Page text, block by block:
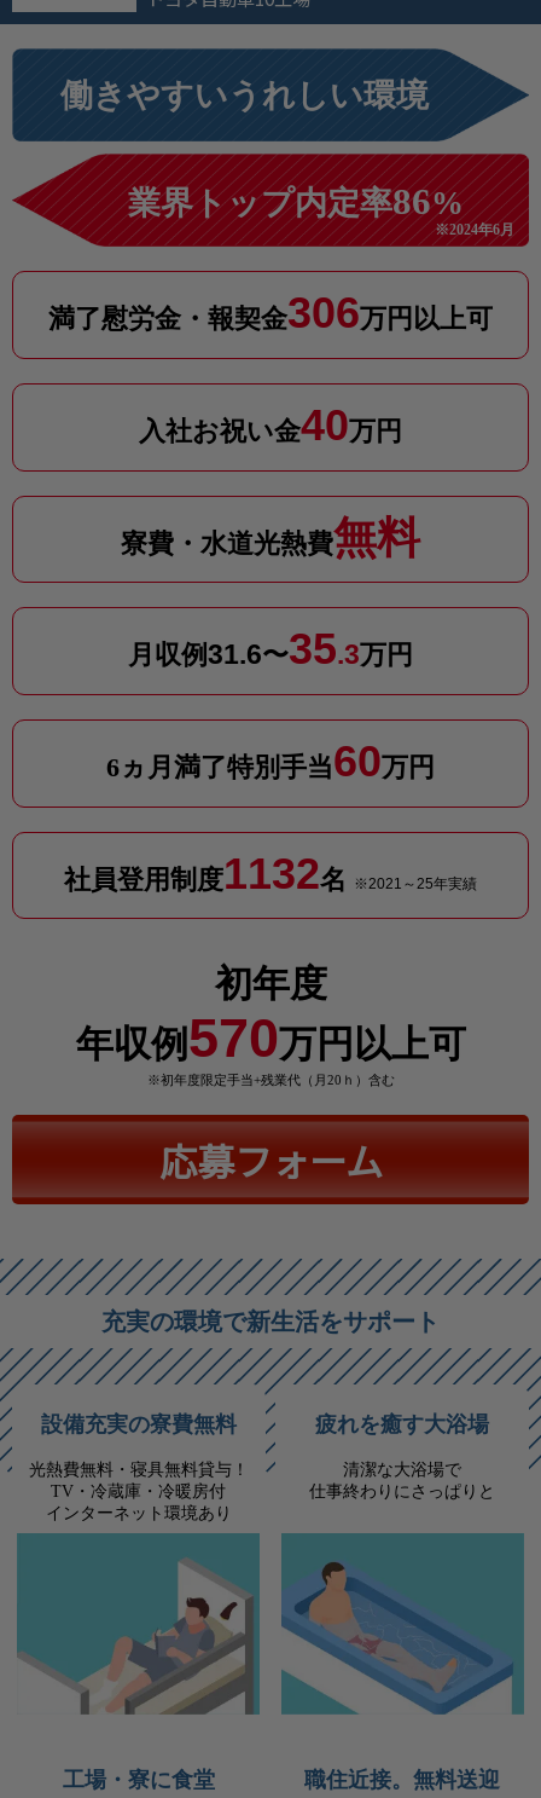
働きやすいうれしい環境
業界トップ内定率86%
※2024年6月
満了慰労金・報契金306万円以上可
入社お祝い金40万円
寮費・水道光熱費無料
月収例31.6〜35.3万円
6ヵ月満了特別手当60万円
社員登用制度1132名 ※2021～25年実績
初年度
年収例 570万円以上可
※初年度限定手当+残業代（月20ｈ）含む
応募フォーム
充実の環境で新生活をサポート
設備充実の寮費無料
光熱費無料・寝具無料貸与！
TV・冷蔵庫・冷暖房付
インターネット環境あり
疲れを癒す大浴場
清潔な大浴場で
仕事終わりにさっぱりと
工場・寮に食堂 職住近接。無料送迎